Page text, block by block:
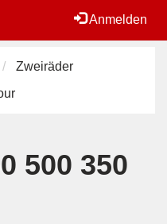
Anmelden
Zweiräder
500 350